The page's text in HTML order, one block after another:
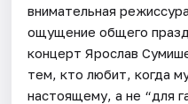
внимательная
ощущение общего
концерт Ярослав
тем, кто любит, когда
настоящему, а не “для